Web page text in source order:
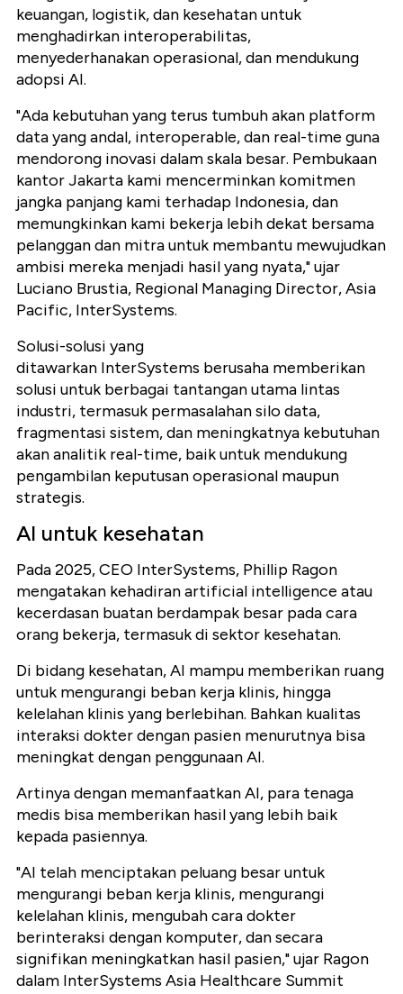
keuangan, logistik, dan kesehatan untuk
menghadirkan interoperabilitas,
menyederhanakan operasional, dan mendukung
adopsi AI.
"Ada kebutuhan yang terus tumbuh akan platform
data yang andal, interoperable, dan real-time guna
mendorong inovasi dalam skala besar. Pembukaan
kantor Jakarta kami mencerminkan komitmen
jangka panjang kami terhadap Indonesia, dan
memungkinkan kami bekerja lebih dekat bersama
pelanggan dan mitra untuk membantu mewujudkan
ambisi mereka menjadi hasil yang nyata," ujar
Luciano Brustia, Regional Managing Director, Asia
Pacific, InterSystems.
Solusi-solusi yang
ditawarkan InterSystems berusaha memberikan
solusi untuk berbagai tantangan utama lintas
industri, termasuk permasalahan silo data,
fragmentasi sistem, dan meningkatnya kebutuhan
akan analitik real-time, baik untuk mendukung
pengambilan keputusan operasional maupun
strategis.
AI untuk kesehatan
Pada 2025, CEO InterSystems, Phillip Ragon
mengatakan kehadiran artificial intelligence atau
kecerdasan buatan berdampak besar pada cara
orang bekerja, termasuk di sektor kesehatan.
Di bidang kesehatan, AI mampu memberikan ruang
untuk mengurangi beban kerja klinis, hingga
kelelahan klinis yang berlebihan. Bahkan kualitas
interaksi dokter dengan pasien menurutnya bisa
meningkat dengan penggunaan AI.
Artinya dengan memanfaatkan AI, para tenaga
medis bisa memberikan hasil yang lebih baik
kepada pasiennya.
"AI telah menciptakan peluang besar untuk
mengurangi beban kerja klinis, mengurangi
kelelahan klinis, mengubah cara dokter
berinteraksi dengan komputer, dan secara
signifikan meningkatkan hasil pasien," ujar Ragon
dalam InterSystems Asia Healthcare Summit